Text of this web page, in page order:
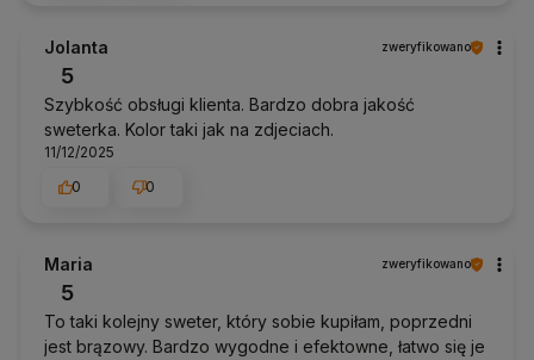
Jolanta zweryfikowano
5
Szybkość obsługi klienta. Bardzo dobra jakość
sweterka. Kolor taki jak na zdjeciach.
11/12/2025
0
0
Maria zweryfikowano
5
To taki kolejny sweter, który sobie kupiłam, poprzedni
jest brązowy. Bardzo wygodne i efektowne, łatwo się je